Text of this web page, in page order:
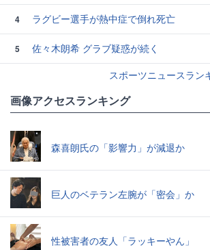
4 ラグビー選手が熱中症で倒れ死亡
5
佐々木朗希 グラブ疑惑が続く
スポーツニュースラン
画像アクセスランキング
森喜朗氏の「影響力」が減退か
巨人のベテラン左腕が「密会」か
性被害者の友人「ラッキーやん」